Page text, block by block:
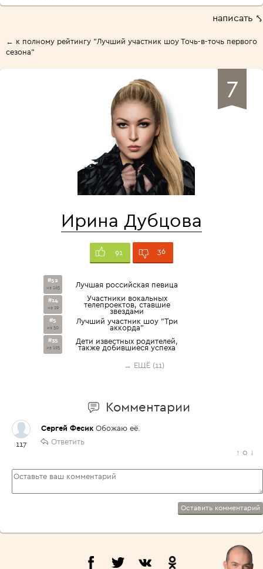
написать ⤣
← к полному рейтингу "Лучший участник шоу Точь-в-точь первого
сезона"
7
Ирина Дубцова
91 36
#52
из 165 Лучшая российская певица
#14
из 29
Участники вокальных
телепроектов, ставшие
звездами
#5
из 50
Лучший участник шоу "Три
аккорда"
#35
из 195
Дети известных родителей,
также добившиеся успеха
→ ЕЩЁ (11)
Комментарии
117
Сергей Фесик Обожаю её.
Ответить
↑ 0 ↓
Оставить комментарий